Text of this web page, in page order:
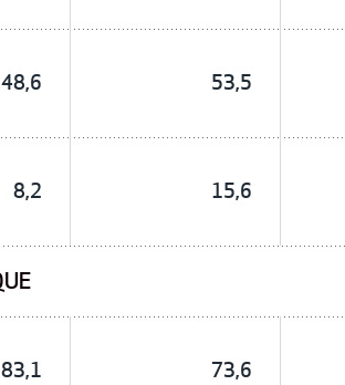
48,6 53,5
8,2 15,6
83,1 73,6